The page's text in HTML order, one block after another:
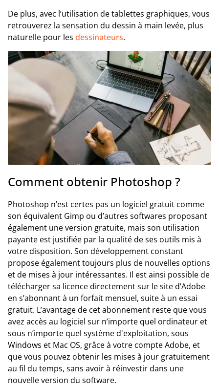
De plus, avec l’utilisation de tablettes graphiques, vous
retrouverez la sensation du dessin à main levée, plus
naturelle pour les dessinateurs.
Comment obtenir Photoshop ?
Photoshop n’est certes pas un logiciel gratuit comme
son équivalent Gimp ou d’autres softwares proposant
également une version gratuite, mais son utilisation
payante est justifiée par la qualité de ses outils mis à
votre disposition. Son développement constant
propose également toujours plus de nouvelles options
et de mises à jour intéressantes. Il est ainsi possible de
télécharger sa licence directement sur le site d’Adobe
en s’abonnant à un forfait mensuel, suite à un essai
gratuit. L’avantage de cet abonnement reste que vous
avez accès au logiciel sur n’importe quel ordinateur et
sous n’importe quel système d'exploitation, sous
Windows et Mac OS, grâce à votre compte Adobe, et
que vous pouvez obtenir les mises à jour gratuitement
au fil du temps, sans avoir à réinvestir dans une
nouvelle version du software.